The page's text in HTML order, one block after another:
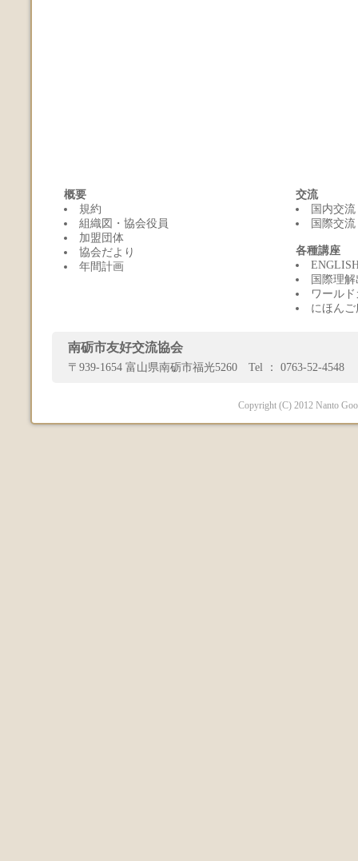
概要
規約
組織図・協会役員
加盟団体
協会だより
年間計画
交流
国内交流
国際交流
各種講座
国際理
ワール
にほん
南砺市友好交流協会
〒939-1654 富山県南砺市福光5260 Tel ： 0763-52-
Copyright (C) 2012 Nanto